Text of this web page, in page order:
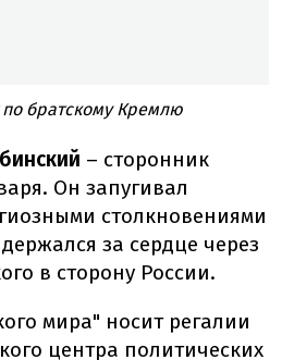
по братскому Кремлю
– сторонник
Он запугивал
столкновениями
за сердце через
в сторону России.
мира" носит регалии
центра политических